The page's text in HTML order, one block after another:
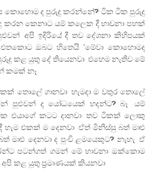
කොහොම ද පුරුදු කරන්නේ? ටික ටික පුරුදු
කෙනාට යම් කලෙක දී භාවනා පහක්
අපි ඉදිරියේ දී තව දේශනා කිහිපයක්
ඔබට හිතෙයි ‘මේවා කොහොමද
කළ යුතු දේ තියෙනවා. එහෙම නැතිව මේ
කමක් නෑ.
තොලේ ගානවා. හැමදා ම වතුර තොලේ
පුළුවන් ද යෝධයෙක් හදන්ට? බෑ. යම්
කටට දානවා. තව ටිකක් ලොකු
හැම එකක් ම දෙනවා. ඒත් මිනිස්සු බත් මාළු
දෙනවා ද පුංචි ළමයෙකුට? නැහැ. ඒ
පටන්ගත් ගමන් මේ භාවනා ඔක්කොම
කළ යුතු ප්‍රමාණයක් කියනවා.